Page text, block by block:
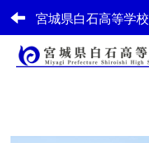
宮城県白石高等学校